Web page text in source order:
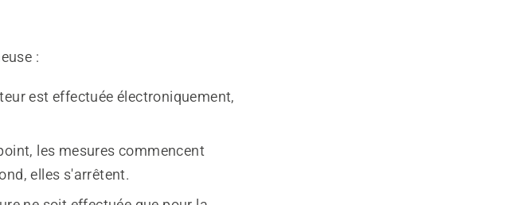
:
est effectuée électroniquement,
les mesures commencent
elles s'arrêtent.